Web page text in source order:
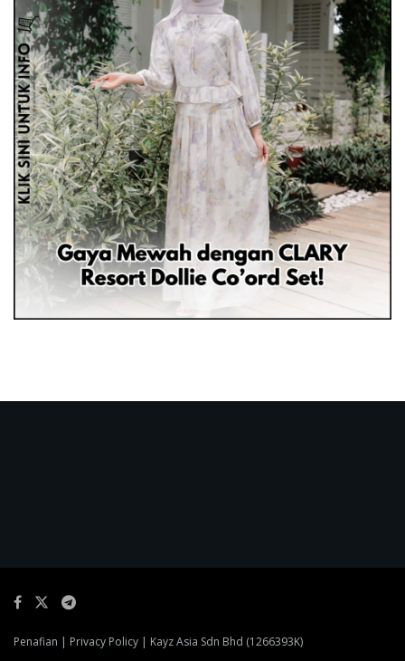
Penafian | Privacy Policy | Kayz Asia Sdn Bhd (1266393K)